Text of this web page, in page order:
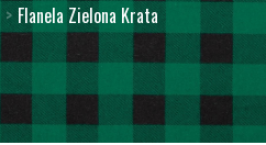
Flanela Zielona Krata